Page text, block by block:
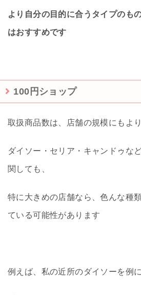
より自分の目的に合うタイプのも
はおすすめです
100円ショップ
取扱商品数は、店舗の規模にもより
ダイソー・セリア・キャンドゥな
関しても、
特に大きめの店舗なら、色んな種
ている可能性があります
例えば、私の近所のダイソーを例